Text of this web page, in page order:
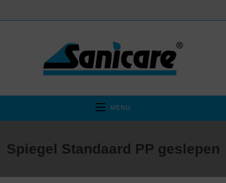
MENU
Spiegel Standaard PP geslepen